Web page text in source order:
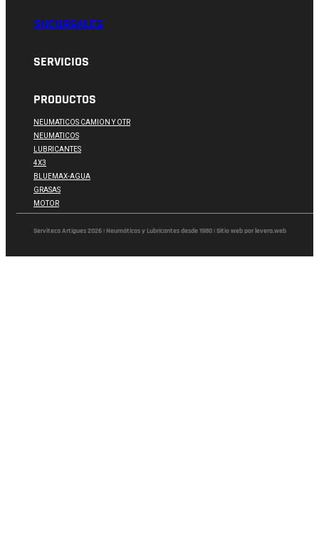
SUCURSALES
SERVICIOS
PRODUCTOS
NEUMATICOS CAMION Y OTR
NEUMATICOS
LUBRICANTES
4X3
BLUEMAX-AGUA
GRASAS
MOTOR
Serviteca Artigues 2026 | Neumáticos y Lubricantes desde 1980 | Sitio web por levera.web